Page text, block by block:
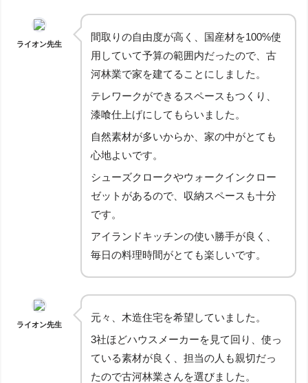
ライオン先生
間取りの自由度が高く、国産材を100%使
用していて予算の範囲内だったので、古
河林業で家を建てることにしました。
テレワークができるスペースもつくり、
漆喰仕上げにしてもらいました。
自然素材が多いからか、家の中がとても
心地よいです。
シューズクロークやウォークインクロー
ゼットがあるので、収納スペースも十分
です。
アイランドキッチンの使い勝手が良く、
毎日の料理時間がとても楽しいです。
ライオン先生
元々、木造住宅を希望していました。
3社ほどハウスメーカーを見て回り、使っ
ている素材が良く、担当の人も親切だっ
たので古河林業さんを選びました。